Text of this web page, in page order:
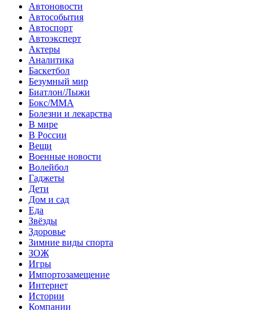
Автоновости
Автособытия
Автоспорт
Автоэксперт
Актеры
Аналитика
Баскетбол
Безумный мир
Биатлон/Лыжи
Бокс/MMA
Болезни и лекарства
В мире
В России
Вещи
Военные новости
Волейбол
Гаджеты
Дети
Дом и сад
Еда
Звёзды
Здоровье
Зимние виды спорта
ЗОЖ
Игры
Импортозамещение
Интернет
Истории
Компании